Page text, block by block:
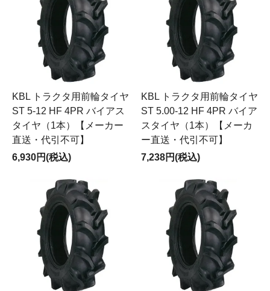
KBL トラクタ用前輪タイヤ
ST 5-12 HF 4PR バイアス
タイヤ（1本）【メーカー
直送・代引不可】
6,930円(税込)
KBL トラクタ用前輪タイヤ
ST 5.00-12 HF 4PR バイア
スタイヤ（1本）【メーカ
ー直送・代引不可】
7,238円(税込)